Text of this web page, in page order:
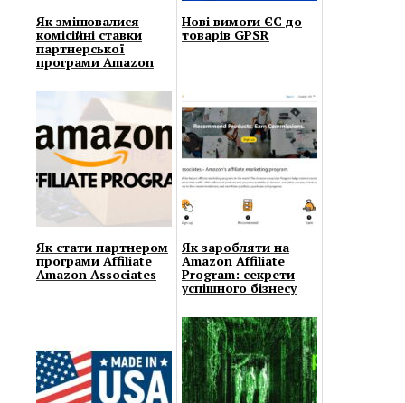
Як змінювалися
комісійні ставки
партнерської
програми Amazon
Нові вимоги ЄС до
товарів GPSR
Як стати партнером
програми Affiliate
Amazon Associates
Як заробляти на
Amazon Affiliate
Program: секрети
успішного бізнесу